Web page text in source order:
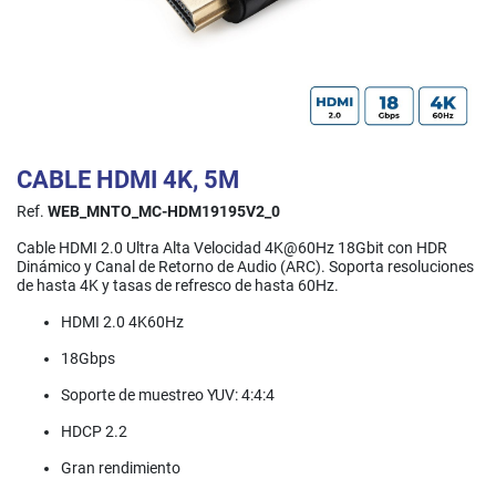
CABLE HDMI 4K, 5M
Ref. WEB_MNTO_MC-HDM19195V2_0
Cable HDMI 2.0 Ultra Alta Velocidad 4K@60Hz 18Gbit con HDR
Dinámico y Canal de Retorno de Audio (ARC). Soporta resoluciones
de hasta 4K y tasas de refresco de hasta 60Hz.
HDMI 2.0 4K60Hz
18Gbps
Soporte de muestreo YUV: 4:4:4
HDCP 2.2
Gran rendimiento